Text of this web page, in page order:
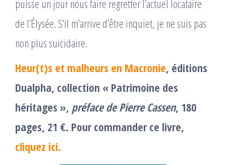
puisse un jour nous faire regretter l’actuel locataire
de l’Élysée. S’il m’arrive d’être inquiet, je ne suis pas
non plus suicidaire.
Heur(t)s et malheurs en Macronie, éditions
Dualpha, collection « Patrimoine des
héritages », préface de Pierre Cassen, 180
pages, 21 €. Pour commander ce livre,
cliquez ici.